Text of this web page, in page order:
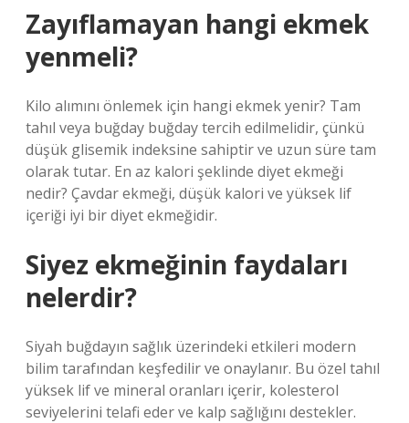
Zayıflamayan hangi ekmek
yenmeli?
Kilo alımını önlemek için hangi ekmek yenir? Tam
tahıl veya buğday buğday tercih edilmelidir, çünkü
düşük glisemik indeksine sahiptir ve uzun süre tam
olarak tutar. En az kalori şeklinde diyet ekmeği
nedir? Çavdar ekmeği, düşük kalori ve yüksek lif
içeriği iyi bir diyet ekmeğidir.
Siyez ekmeğinin faydaları
nelerdir?
Siyah buğdayın sağlık üzerindeki etkileri modern
bilim tarafından keşfedilir ve onaylanır. Bu özel tahıl
yüksek lif ve mineral oranları içerir, kolesterol
seviyelerini telafi eder ve kalp sağlığını destekler.